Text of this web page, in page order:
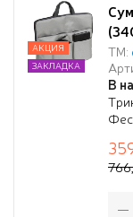
ТМ:
В
АКЦИЯ
ЗАКЛАДКА